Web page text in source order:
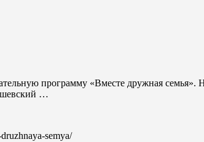
программу «Вместе дружная
…
semya/